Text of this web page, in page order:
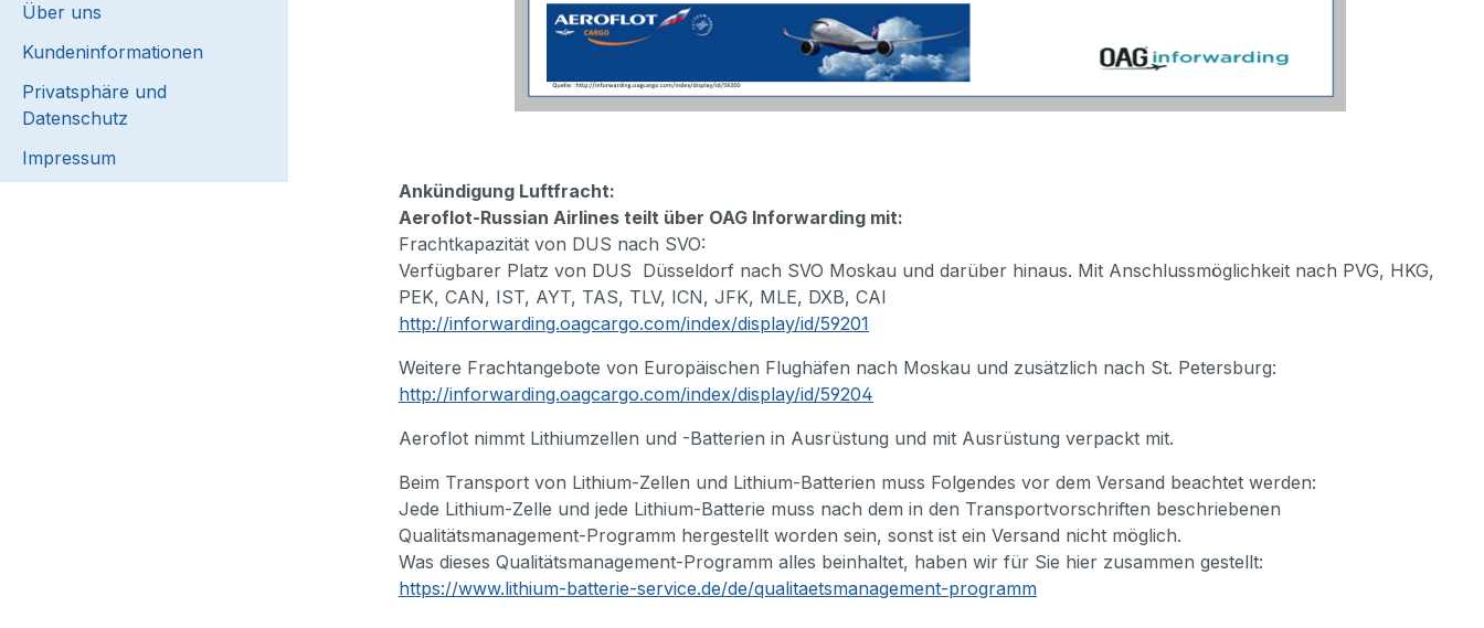
Über uns
Kundeninformationen
Privatsphäre und
Datenschutz
Impressum
Ankündigung Luftfracht:
Aeroflot-Russian Airlines teilt über OAG Inforwarding mit:
Frachtkapazität von DUS nach SVO:
Verfügbarer Platz von DUS Düsseldorf nach SVO Moskau und darüber hinaus. Mit Anschlussmöglichkeit nach PVG, HKG,
PEK, CAN, IST, AYT, TAS, TLV, ICN, JFK, MLE, DXB, CAI
http://inforwarding.oagcargo.com/index/display/id/59201
Weitere Frachtangebote von Europäischen Flughäfen nach Moskau und zusätzlich nach St. Petersburg:
http://inforwarding.oagcargo.com/index/display/id/59204
Aeroflot nimmt Lithiumzellen und -Batterien in Ausrüstung und mit Ausrüstung verpackt mit.
Beim Transport von Lithium-Zellen und Lithium-Batterien muss Folgendes vor dem Versand beachtet werden:
Jede Lithium-Zelle und jede Lithium-Batterie muss nach dem in den Transportvorschriften beschriebenen
Qualitätsmanagement-Programm hergestellt worden sein, sonst ist ein Versand nicht möglich.
Was dieses Qualitätsmanagement-Programm alles beinhaltet, haben wir für Sie hier zusammen gestellt:
https://www.lithium-batterie-service.de/de/qualitaetsmanagement-programm